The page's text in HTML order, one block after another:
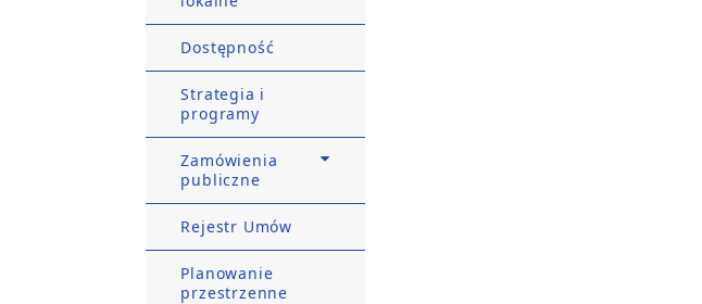
Dostępność
Strategia i
programy
Zamówienia
publiczne
Rejestr Umów
Planowanie
przestrzenne